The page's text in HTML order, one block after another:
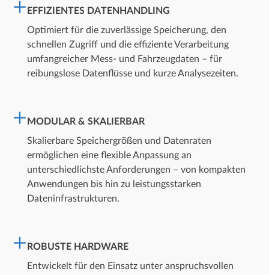
EFFIZIENTES DATENHANDLING
Optimiert für die zuverlässige Speicherung, den
schnellen Zugriff und die effiziente Verarbeitung
umfangreicher Mess- und Fahrzeugdaten – für
reibungslose Datenflüsse und kurze Analysezeiten.
MODULAR & SKALIERBAR
Skalierbare Speichergrößen und Datenraten
ermöglichen eine flexible Anpassung an
unterschiedlichste Anforderungen – von kompakten
Anwendungen bis hin zu leistungsstarken
Dateninfrastrukturen.
ROBUSTE HARDWARE
Entwickelt für den Einsatz unter anspruchsvollen